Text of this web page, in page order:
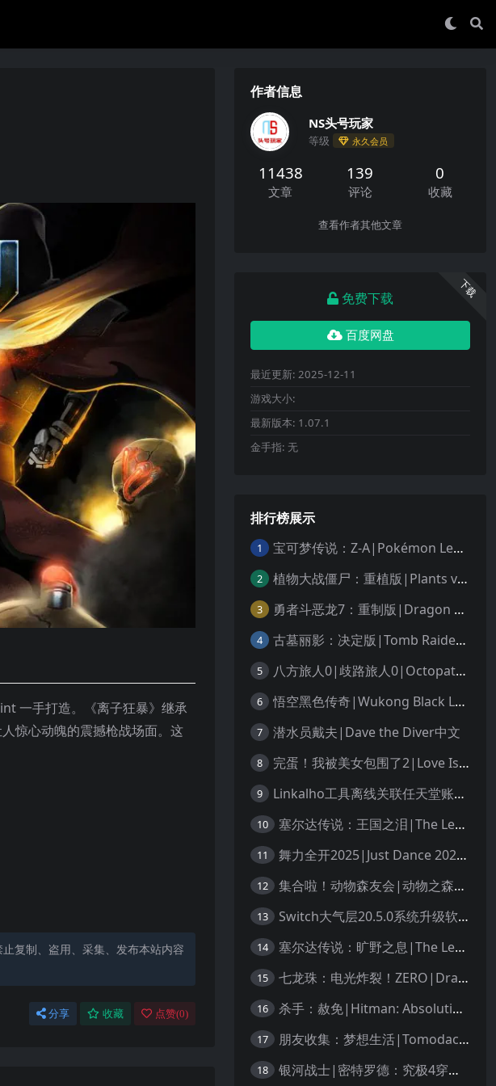
一手打造。《离子狂暴》继承
惊心动魄的震撼枪战场面。这
复制、盗用、采集、发布本站内容
分享 收藏 点赞(0)
作者信息
NS头号玩家
等级 永久会员
11438
文章
139
评论
0
收藏
查看作者其他文章
下载
免费下载
百度网盘
最近更新: 2025-12-11
游戏大小:
最新版本: 1.07.1
金手指: 无
排行榜展示
1 宝可梦传说：Z-A|Pokémon Legends: Z-A中文
2 植物大战僵尸：重植版|Plants vs. Zombies: Replanted中文
3 勇者斗恶龙7：重制版|Dragon Quest VII Reimagined中文
4 古墓丽影：决定版|Tomb Raider: Definitive Edition中文
5 八方旅人0|歧路旅人0|Octopath Traveler 0中文
6 悟空黑色传奇|Wukong Black Legend
7 潜水员戴夫|Dave the Diver中文
8 完蛋！我被美女包围了2|Love Is All Around 2中文
9 Linkalho工具离线关联任天堂账户教程
10 塞尔达传说：王国之泪|The Legend of Zelda: Tears of the Kingdom中文
11 舞力全开2025|Just Dance 2025中文
12 集合啦！动物森友会|动物之森|Animal Crossing: New Horizons中文
13 Switch大气层20.5.0系统升级软硬破通用教程
14 塞尔达传说：旷野之息|The Legend of Zelda: Breath of the Wild中文
15 七龙珠：电光炸裂！ZERO|Dragon Ball: Sparking! Zero中文
16 杀手：赦免|Hitman: Absolution汉化
17 朋友收集：梦想生活|Tomodachi Life: Living the Dream中文
18 银河战士|密特罗德：究极4穿越未知|Metroid Prime 4: Beyond中文